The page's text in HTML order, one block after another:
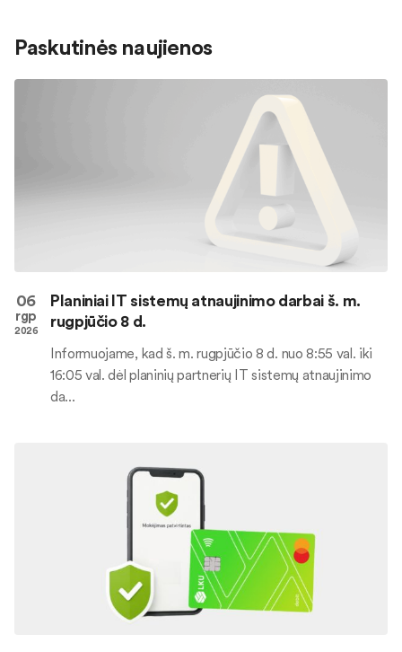
Paskutinės naujienos
06
rgp
2026
Planiniai IT sistemų atnaujinimo darbai š. m.
rugpjūčio 8 d.
Informuojame, kad š. m. rugpjūčio 8 d. nuo 8:55 val. iki
16:05 val. dėl planinių partnerių IT sistemų atnaujinimo
da...